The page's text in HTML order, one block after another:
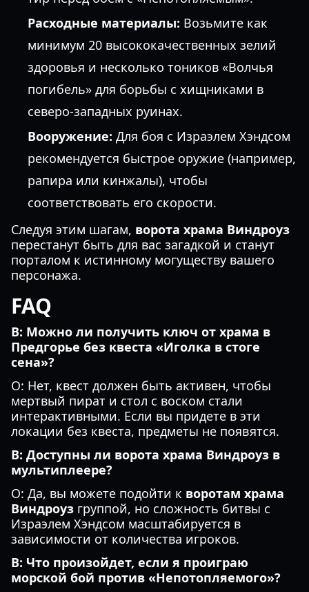
Расходные материалы: Возьмите как
минимум 20 высококачественных зелий
здоровья и несколько тоников «Волчья
погибель» для борьбы с хищниками в
северо-западных руинах.
Вооружение: Для боя с Израэлем Хэндсом
рекомендуется быстрое оружие (например,
рапира или кинжалы), чтобы
соответствовать его скорости.
Следуя этим шагам, ворота храма Виндроуз
перестанут быть для вас загадкой и станут
порталом к истинному могуществу вашего
персонажа.
FAQ
В: Можно ли получить ключ от храма в
Предгорье без квеста «Иголка в стоге
сена»?
О: Нет, квест должен быть активен, чтобы
мертвый пират и стол с воском стали
интерактивными. Если вы придете в эти
локации без квеста, предметы не появятся.
В: Доступны ли ворота храма Виндроуз в
мультиплеере?
О: Да, вы можете подойти к воротам храма
Виндроуз группой, но сложность битвы с
Израэлем Хэндсом масштабируется в
зависимости от количества игроков.
В: Что произойдет, если я проиграю
морской бой против «Непотопляемого»?